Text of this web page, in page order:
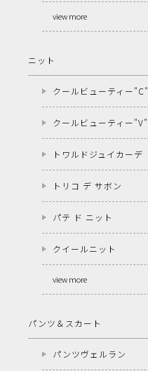
view more
ニット
クールビューティー"C"
クールビューティー"V"
トワルドジュイカーデ
トリコ デ サボン
パテ ド ニット
クイールニット
view more
パンツ＆スカート
パンツヴェルラン